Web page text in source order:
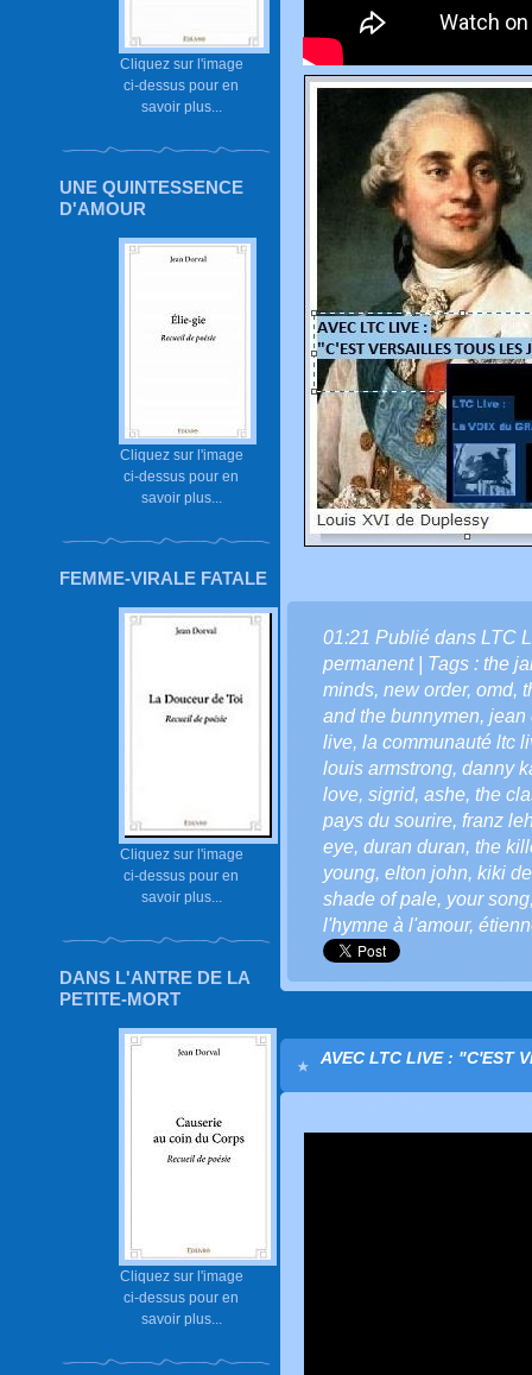
Cliquez sur l'image
ci-dessus pour en
savoir plus...
UNE QUINTESSENCE
D'AMOUR
Cliquez sur l'image
ci-dessus pour en
savoir plus...
FEMME-VIRALE FATALE
Cliquez sur l'image
ci-dessus pour en
savoir plus...
DANS L'ANTRE DE LA
PETITE-MORT
Cliquez sur l'image
ci-dessus pour en
savoir plus...
01:21 Publié dans LTC
permanent| Tags : the
minds, new order, omd,
and the bunnymen, jean
live, la communauté ltc
louis armstrong, danny
love, sigrid, ashe, the
pays du sourire, franz
eye, duran duran, the
young, elton john, kiki
shade of pale, your song
l'hymne à l'amour,
AVEC LTC LIVE : "C'EST